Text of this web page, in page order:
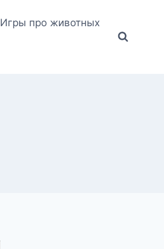
Игры про животных